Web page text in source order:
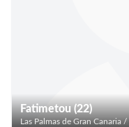
Fatimetou (22)
Las Palmas de Gran Canaria /